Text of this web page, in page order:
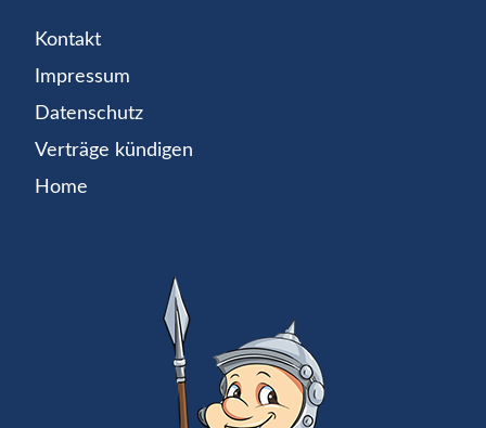
Kontakt
Impressum
Datenschutz
Verträge kündigen
Home